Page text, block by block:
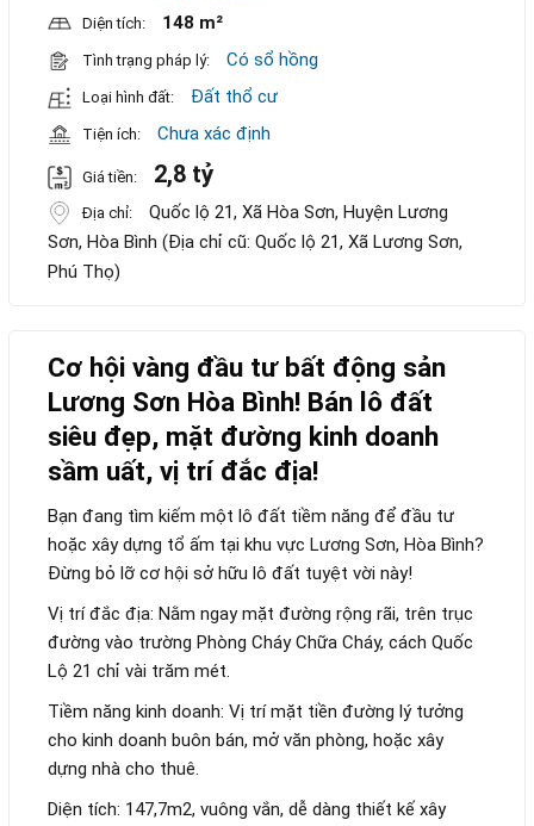
Diện tích: 148 m²
Tình trạng pháp lý: Có sổ hồng
Loại hình đất: Đất thổ cư
Tiện ích: Chưa xác định
Giá tiền: 2,8 tỷ
Địa chỉ:
Quốc lộ 21, Xã Hòa Sơn, Huyện Lương
Sơn, Hòa Bình (Địa chỉ cũ: Quốc lộ 21, Xã Lương Sơn,
Phú Thọ)
Cơ hội vàng đầu tư bất động sản
Lương Sơn Hòa Bình! Bán lô đất
siêu đẹp, mặt đường kinh doanh
sầm uất, vị trí đắc địa!
Bạn đang tìm kiếm một lô đất tiềm năng để đầu tư
hoặc xây dựng tổ ấm tại khu vực Lương Sơn, Hòa Bình?
Đừng bỏ lỡ cơ hội sở hữu lô đất tuyệt vời này!
Vị trí đắc địa: Nằm ngay mặt đường rộng rãi, trên trục
đường vào trường Phòng Cháy Chữa Cháy, cách Quốc
Lộ 21 chỉ vài trăm mét.
Tiềm năng kinh doanh: Vị trí mặt tiền đường lý tưởng
cho kinh doanh buôn bán, mở văn phòng, hoặc xây
dựng nhà cho thuê.
Diện tích: 147,7m2, vuông vắn, dễ dàng thiết kế xây